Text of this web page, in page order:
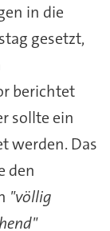
in die
gesetzt,
berichtet
sollte ein
werden. Das
den
"völlig